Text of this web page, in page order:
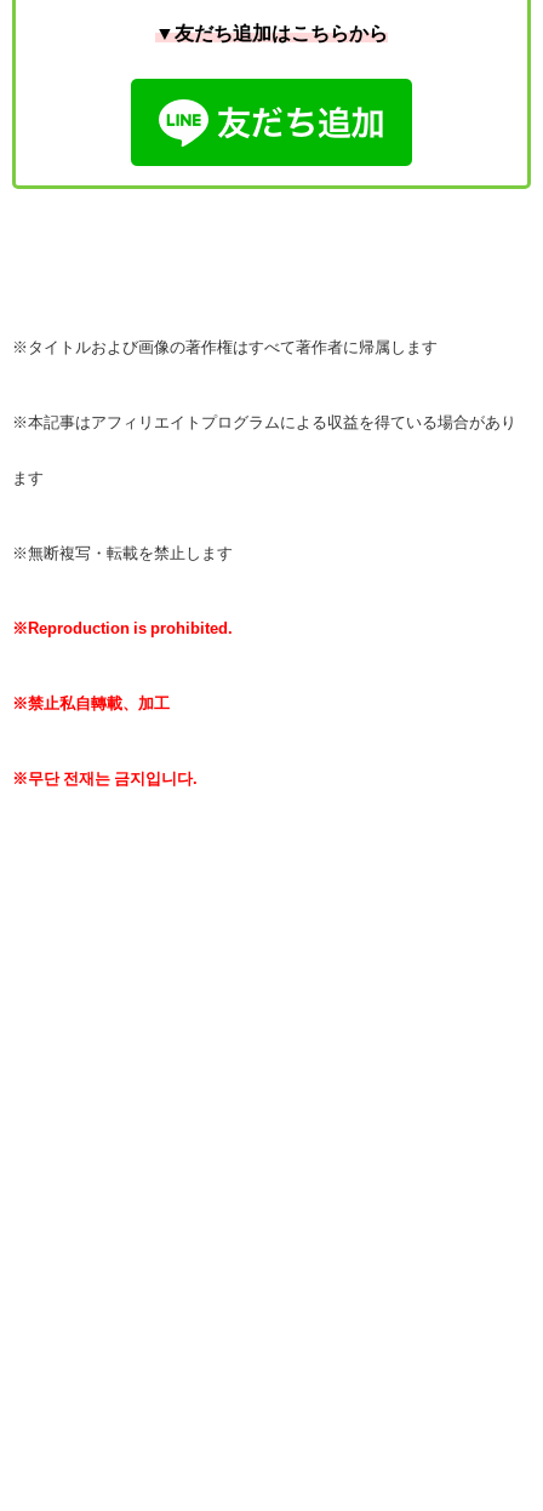
▼友だち追加はこちらから
※タイトルおよび画像の著作権はすべて著作者に帰属します
※本記事はアフィリエイトプログラムによる収益を得ている場合があり
ます
※無断複写・転載を禁止します
※Reproduction is prohibited.
※禁止私自轉載、加工
※무단 전재는 금지입니다.